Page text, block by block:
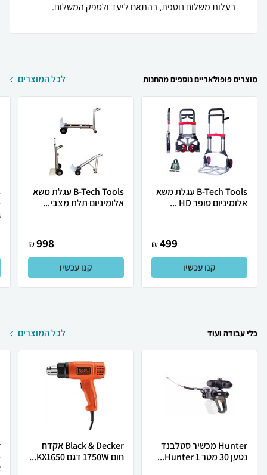
בעלות משלוח נוספת, בהתאם ליעד ולספק המשלוח.
מוצרים פופולאריים נוספים מהחנות לכל המוצרים
B-Tech Tools עגלת משא
אלומיניום סופר HD ...
499
₪
קנו עכשיו
B-Tech Tools עגלת משא
אלומיניום תלת מצבי...
998
₪
קנו עכשיו
כלי עבודה ועוד לכל המוצרים
Hunter מכשיר סטלבנד
נטען 30 מטר Hunter 1...
Black & Decker אקדח
חום 1750W דגם KX1650...